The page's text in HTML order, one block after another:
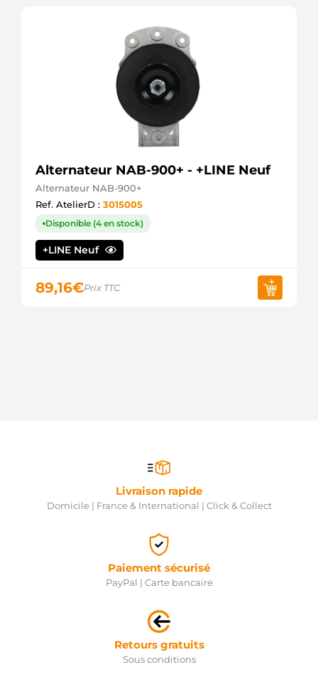
Alternateur NAB-900+ - +LINE Neuf
Alternateur NAB-900+
Ref. AtelierD : 3015005
Disponible (4 en stock)
+LINE Neuf
89,16€Prix TTC
Livraison rapide
Domicile | France & International | Click & Collect
Paiement sécurisé
PayPal | Carte bancaire
Retours gratuits
Sous conditions